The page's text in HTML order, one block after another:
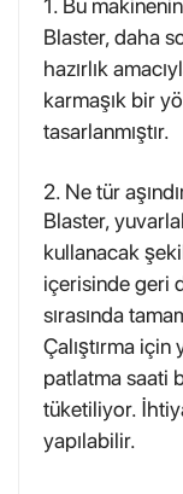
Blaster, daha
hazırlık
karmaşık bir
tasarlanmıştır.
2. Ne tür
Blaster,
kullanacak
içerisinde geri
sırasında
Çalıştırma
patlatma saati
tüketiliyor.
yapılabilir.